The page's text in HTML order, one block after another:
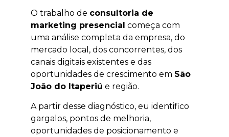
O trabalho de consultoria de
marketing presencial começa com
uma análise completa da empresa, do
mercado local, dos concorrentes, dos
canais digitais existentes e das
oportunidades de crescimento em São
João do Itaperiú e região.
A partir desse diagnóstico, eu identifico
gargalos, pontos de melhoria,
oportunidades de posicionamento e